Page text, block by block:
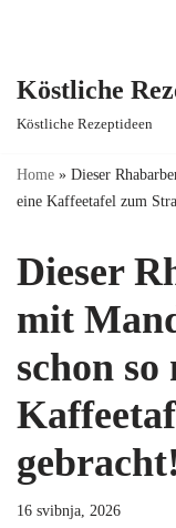
content
Köstliche
Köstliche Rezeptideen
Home » Dieser
eine Kaffeetafel zum
Dieser
mit
schon so
16 svibnja, 2026